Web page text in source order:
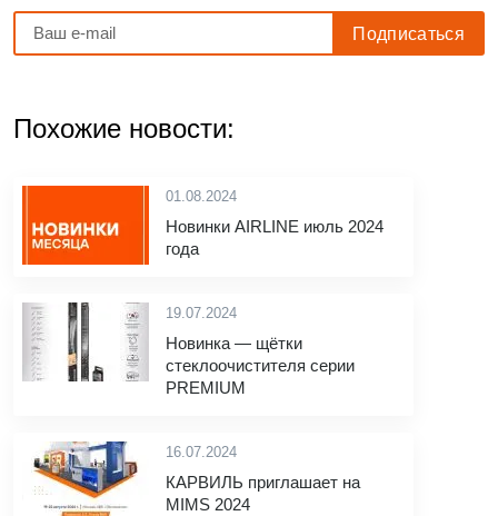
Похожие новости:
01.08.2024
Новинки AIRLINE июль 2024
года
19.07.2024
Новинка — щётки
стеклоочистителя серии
PREMIUM
16.07.2024
КАРВИЛЬ приглашает на
MIMS 2024